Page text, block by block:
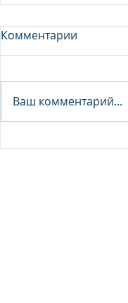
Комментарии
Ваш комментарий...